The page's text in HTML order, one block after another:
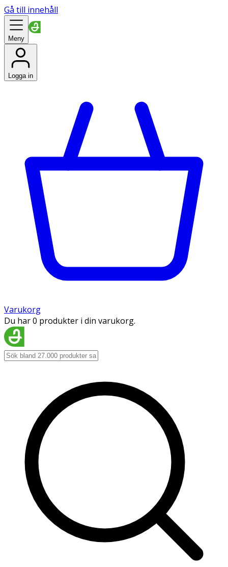
Gå till innehåll
Meny
Logga in
Varukorg
Du har 0 produkter i din varukorg.